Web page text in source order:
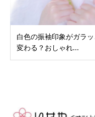
白色の振袖印象がガラッ
変わる？おしゃれ...